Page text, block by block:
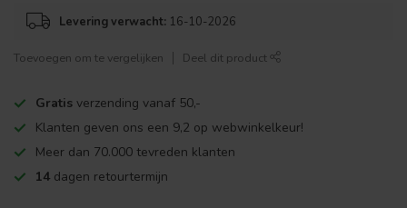
Levering verwacht: 16-10-2026
Toevoegen om te vergelijken Deel dit product
Gratis verzending vanaf 50,-
Klanten geven ons een 9,2 op webwinkelkeur!
Meer dan 70.000 tevreden klanten
14 dagen retourtermijn